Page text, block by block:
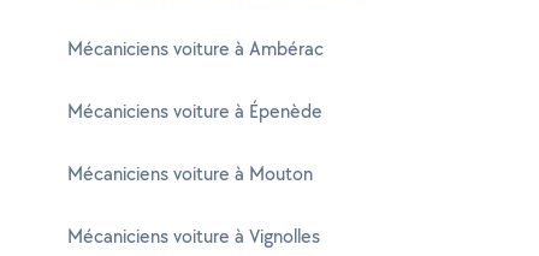
Mécaniciens voiture à Ambérac
Mécaniciens voiture à Épenède
Mécaniciens voiture à Mouton
Mécaniciens voiture à Vignolles